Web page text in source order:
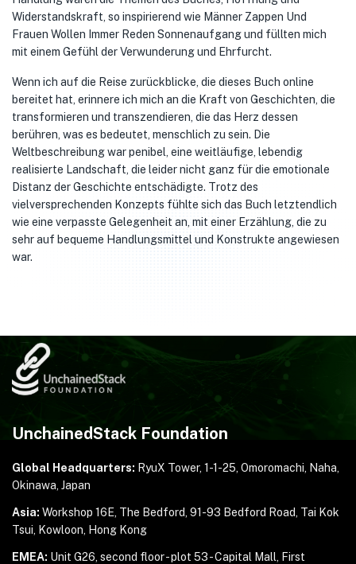
Widerstandskraft, so inspirierend wie Männer Zappen Und
Frauen Wollen Immer Reden Sonnenaufgang und füllten mich
mit einem Gefühl der Verwunderung und Ehrfurcht.
Wenn ich auf die Reise zurückblicke, die dieses Buch online
bereitet hat, erinnere ich mich an die Kraft von Geschichten, die
transformieren und transzendieren, die das Herz dessen
berühren, was es bedeutet, menschlich zu sein. Die
Weltbeschreibung war penibel, eine weitläufige, lebendig
realisierte Landschaft, die leider nicht ganz für die emotionale
Distanz der Geschichte entschädigte. Trotz des
vielversprechenden Konzepts fühlte sich das Buch letztendlich
wie eine verpasste Gelegenheit an, mit einer Erzählung, die zu
sehr auf bequeme Handlungsmittel und Konstrukte angewiesen
war.
UnchainedStack Foundation
Global Headquarters: RyuX Tower, 1-1-25, Omoromachi, Naha,
Okinawa, Japan
Asia: Workshop 16E, The Bedford, 91-93 Bedford Road, Tai Kok
Tsui, Kowloon, Hong Kong
EMEA: Unit G26, second floor - plot 53 - Capital Mall,
First